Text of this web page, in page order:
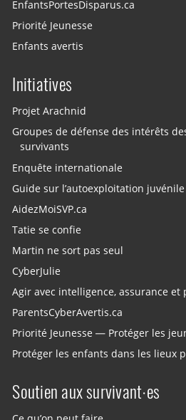
EnfantsPortesDisparus.ca
Priorité Jeunesse
Enfants avertis
Initiatives
Projet Arachnid
Groupes de défense des intérêts
survivants
Enquête internationale
Guide sur l’autoexploitation juvénile
AidezMoiSVP.ca
Tatie se confie
Martin ne sort pas seul
CyberJulie
Agir avec intelligence, assurance et
ParentsCyberAvertis.ca
Priorité Jeunesse — Protéger les
Protéger les enfants dans les lieux
Soutien aux survivant·es